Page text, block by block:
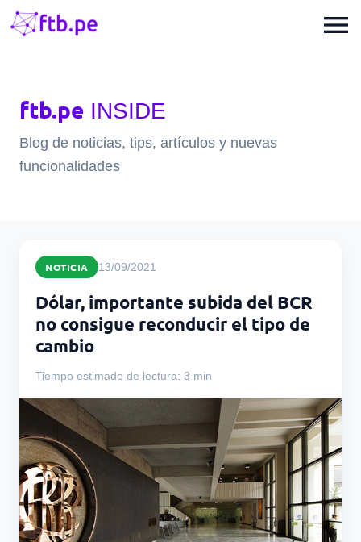
menu
ftb.pe INSIDE
Blog de noticias, tips, artículos y nuevas
funcionalidades
NOTICIA 13/09/2021
Dólar, importante subida del BCR
no consigue reconducir el tipo de
cambio
Tiempo estimado de lectura: 3 min